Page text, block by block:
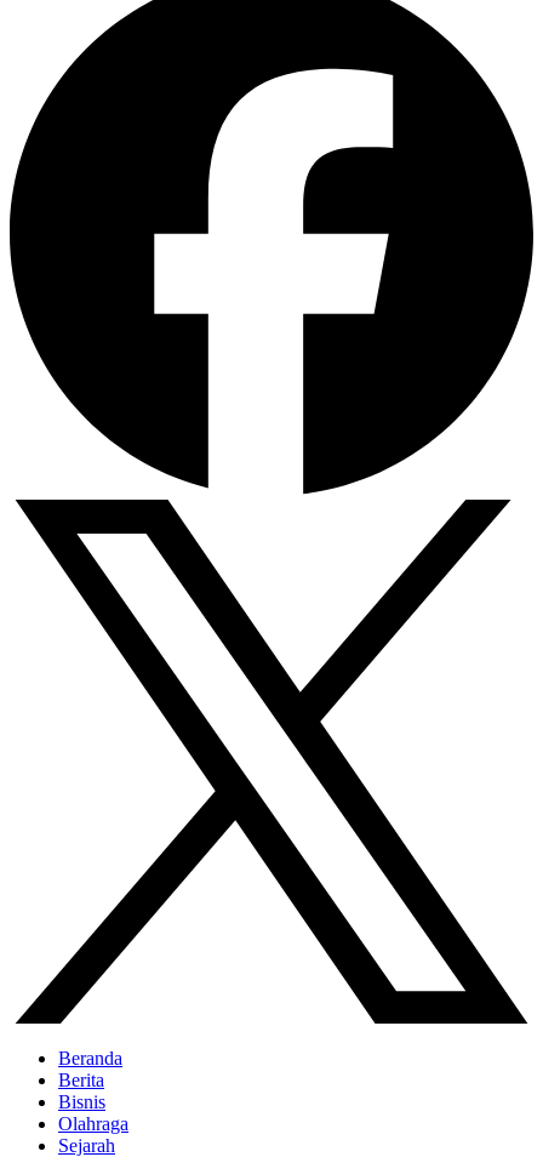
Beranda
Berita
Bisnis
Olahraga
Sejarah